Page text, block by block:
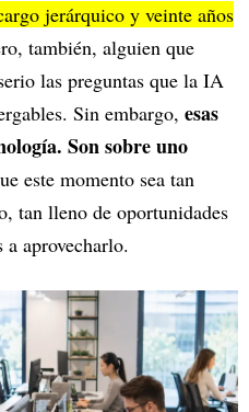
jerárquico y veinte años
también, alguien que
las preguntas que la IA
Sin embargo, esas
Son sobre uno
este momento sea tan
tan lleno de oportunidades
a aprovecharlo.